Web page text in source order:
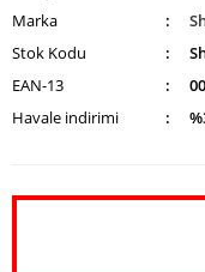
Marka
Stok Kodu
EAN-13
Havale indirimi